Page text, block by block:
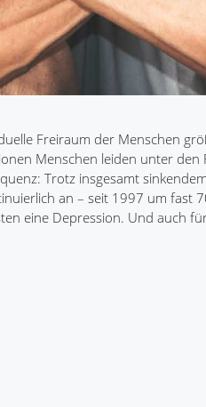
Freiraum der Menschen
Menschen leiden unter
Trotz insgesamt
an – seit 1997 um fast
eine Depression. Und auch